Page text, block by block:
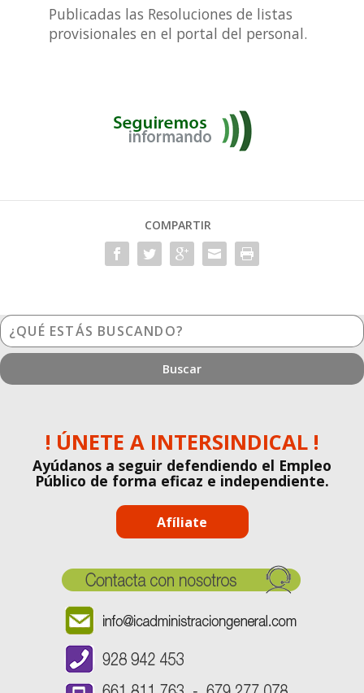
Publicadas las Resoluciones de listas
provisionales en el portal del personal.
COMPARTIR
¿Qué
estás
buscando?
! ÚNETE A INTERSINDICAL !
Ayúdanos a seguir defendiendo el Empleo
Público de forma eficaz e independiente.
Afíliate